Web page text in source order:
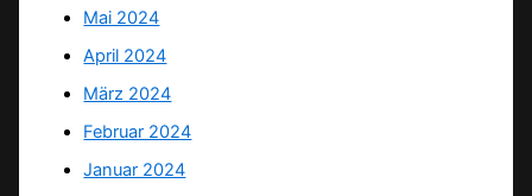
Mai 2024
April 2024
März 2024
Februar 2024
Januar 2024